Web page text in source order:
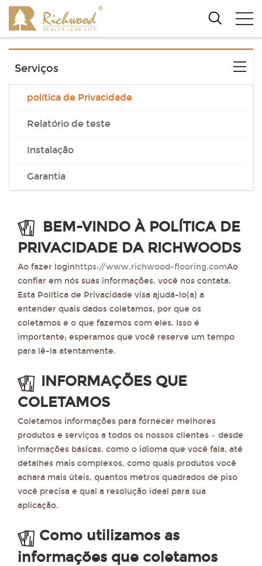
Serviços
política de Privacidade
Relatório de teste
Instalação
Garantia
BEM-VINDO À POLÍTICA DE
PRIVACIDADE DA RICHWOODS
Ao fazer loginhttps://www.richwood-flooring.comAo
confiar em nós suas informações, você nos contata.
Esta Política de Privacidade visa ajudá-lo(a) a
entender quais dados coletamos, por que os
coletamos e o que fazemos com eles. Isso é
importante; esperamos que você reserve um tempo
para lê-la atentamente.
INFORMAÇÕES QUE
COLETAMOS
Coletamos informações para fornecer melhores
produtos e serviços a todos os nossos clientes – desde
informações básicas, como o idioma que você fala, até
detalhes mais complexos, como quais produtos você
achará mais úteis, quantos metros quadrados de piso
você precisa e qual a resolução ideal para sua
aplicação.
Como utilizamos as
informações que coletamos